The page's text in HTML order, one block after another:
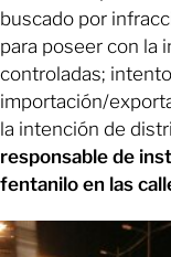
buscado por
para poseer con la
controladas;
importación/
la intención de
responsable de
fentanilo en las